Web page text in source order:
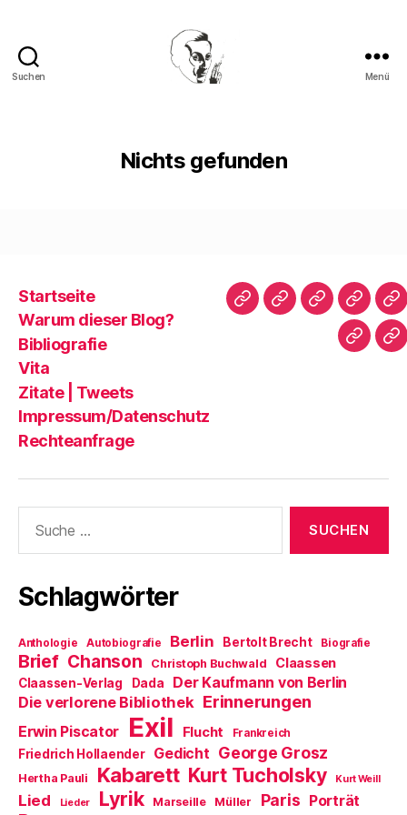
Suchen Menü
Nichts gefunden
Startseite
Warum dieser Blog?
Bibliografie
Vita
Zitate | Tweets
Impressum/Datenschutz
Rechteanfrage
Startseite
WarumBibliografie
Vita
|
nach:
Schlagwörter
Anthologie Autobiografie Berlin Bertolt Brecht Biografie
Brief Chanson Christoph Buchwald Claassen
Claassen-Verlag Dada Der Kaufmann von Berlin
Die verlorene Bibliothek Erinnerungen
Erwin Piscator Exil Flucht Frankreich
Friedrich Hollaender Gedicht George Grosz
Hertha Pauli Kabarett Kurt Tucholsky Kurt Weill
Lied Lieder Lyrik Marseille Müller Paris Porträt